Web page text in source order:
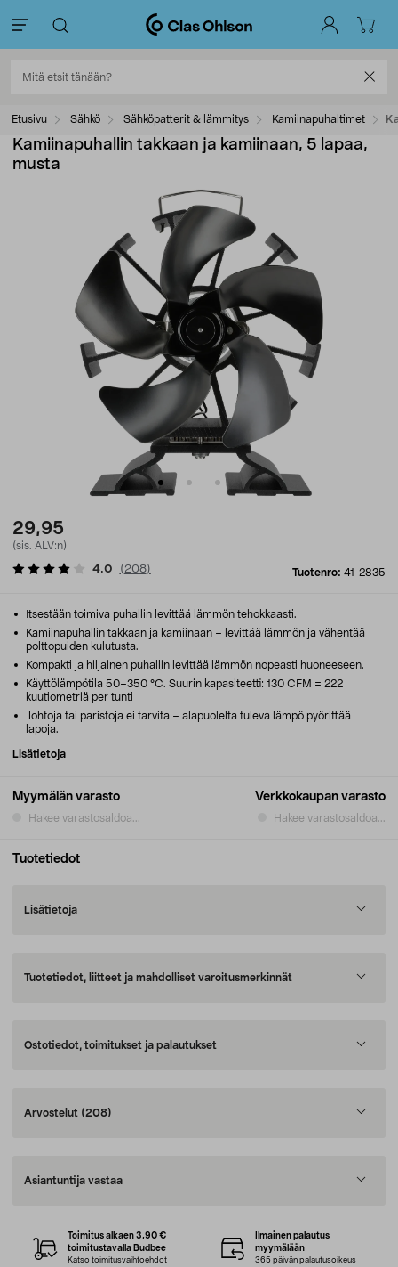
Etusivu Sähkö Sähköpatterit & lämmitys Kamiinapuhaltimet
Kamiinapuhallin takkaan ja kamiinaan, 5 lapaa,
musta
29,95
(sis. ALV:n)
Tuotenro: 41-2835
4.0 ( 208)
Myymälän varasto
Hakee varastosaldoa...
Verkkokaupan varasto
Hakee varastosaldoa...
Itsestään toimiva puhallin levittää lämmön tehokkaasti.
Kamiinapuhallin takkaan ja kamiinaan – levittää lämmön ja vähentää
polttopuiden kulutusta.
Kompakti ja hiljainen puhallin levittää lämmön nopeasti huoneeseen.
Käyttölämpötila 50–350 °C. Suurin kapasiteetti: 130 CFM = 222
kuutiometriä per tunti
Johtoja tai paristoja ei tarvita – alapuolelta tuleva lämpö pyörittää
lapoja.
Lisätietoja
Tuotetiedot
Lisätietoja
Tuotetiedot, liitteet ja mahdolliset varoitusmerkinnät
Ostotiedot, toimitukset ja palautukset
Arvostelut (208)
Asiantuntija vastaa
Toimitus alkaen 3,90 €
toimitustavalla Budbee
Katso toimitusvaihtoehdot
Ilmainen palautus
myymälään
365 päivän palautusoikeus